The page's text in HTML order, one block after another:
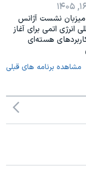
میزبان نشست آژانس
انرژی اتمی برای آغاز
کاربردهای هسته‌ای
مشاهده برنامه های قبلی